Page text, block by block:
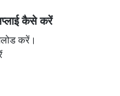
कैसे करें
करें।